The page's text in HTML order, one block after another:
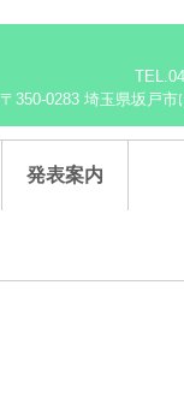
〒350‐0283 埼玉県坂戸市
発表案内